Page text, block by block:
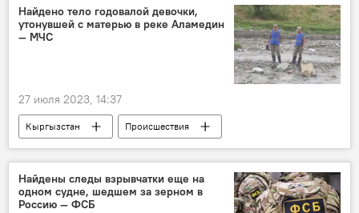
чемпионат мира
сборная Кыргызстана
Найдено тело годовалой девочки,
утонувшей с матерью в реке Аламедин
— МЧС
27 июля 2023, 14:37
Кыргызстан
Происшествия
девочка
утонувшие
тело
поиски
река фото
Найдены следы взрывчатки еще на
одном судне, шедшем за зерном в
Россию — ФСБ